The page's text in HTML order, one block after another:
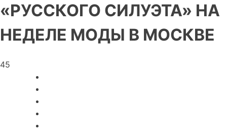
«РУССКОГО СИЛУЭТА» НА
НЕДЕЛЕ МОДЫ В МОСКВЕ
45